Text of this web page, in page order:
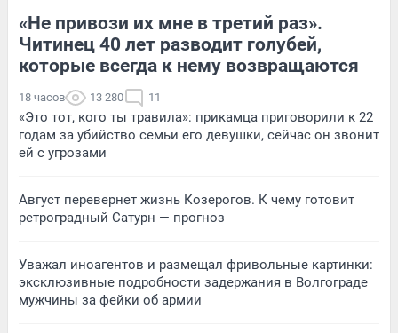
«Не привози их мне в третий раз».
Читинец 40 лет разводит голубей,
которые всегда к нему возвращаются
18 часов 13 280 11
«Это тот, кого ты травила»: прикамца приговорили к 22
годам за убийство семьи его девушки, сейчас он звонит
ей с угрозами
Август перевернет жизнь Козерогов. К чему готовит
ретроградный Сатурн — прогноз
Уважал иноагентов и размещал фривольные картинки:
эксклюзивные подробности задержания в Волгограде
мужчины за фейки об армии